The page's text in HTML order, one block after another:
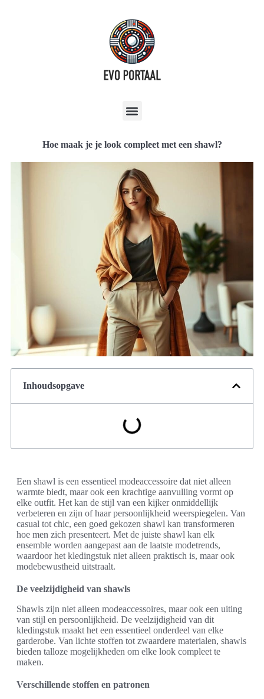
Hoe maak je je look compleet met een shawl?
Inhoudsopgave
Een shawl is een essentieel modeaccessoire dat niet alleen
warmte biedt, maar ook een krachtige aanvulling vormt op
elke outfit. Het kan de stijl van een kijker onmiddellijk
verbeteren en zijn of haar persoonlijkheid weerspiegelen. Van
casual tot chic, een goed gekozen shawl kan transformeren
hoe men zich presenteert. Met de juiste shawl kan elk
ensemble worden aangepast aan de laatste modetrends,
waardoor het kledingstuk niet alleen praktisch is, maar ook
modebewustheid uitstraalt.
De veelzijdigheid van shawls
Shawls zijn niet alleen modeaccessoires, maar ook een uiting
van stijl en persoonlijkheid. De veelzijdigheid van dit
kledingstuk maakt het een essentieel onderdeel van elke
garderobe. Van lichte stoffen tot zwaardere materialen, shawls
bieden talloze mogelijkheden om elke look compleet te
maken.
Verschillende stoffen en patronen